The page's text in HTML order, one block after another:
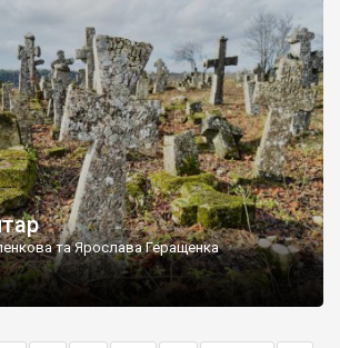
19 століття, є такі, де епітафії стер […]
та Ярослава Геращенка